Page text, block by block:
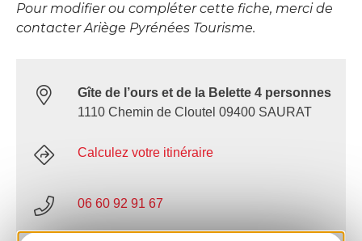
Pour modifier ou compléter cette fiche, merci de
contacter Ariège Pyrénées Tourisme.
Gîte de l’ours et de la Belette 4 personnes
1110 Chemin de Cloutel 09400 SAURAT
Calculez votre itinéraire
06 60 92 91 67